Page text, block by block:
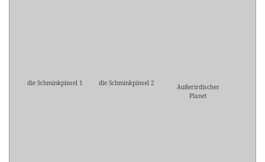
die Schminkpinsel 1 die Schminkpinsel 2
Außerirdischer
Planet